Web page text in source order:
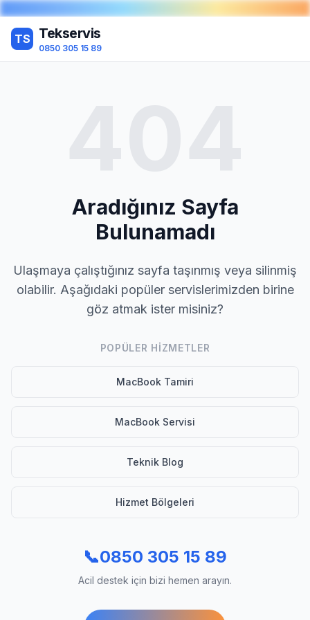
TS Tekservis
0850 305 15 89
Aradığınız Sayfa
Bulunamadı
Ulaşmaya çalıştığınız sayfa taşınmış veya silinmiş
olabilir. Aşağıdaki popüler servislerimizden birine
göz atmak ister misiniz?
POPÜLER HIZMETLER
MacBook Tamiri
MacBook Servisi
Teknik Blog
Hizmet Bölgeleri
📞0850 305 15 89
Acil destek için bizi hemen arayın.